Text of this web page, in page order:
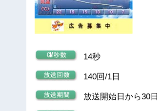
14秒
140回/1日
放送開始日から30日